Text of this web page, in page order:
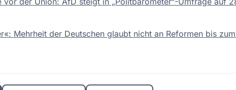
Mehrheit der Deutschen glaubt nicht an Reformen bis